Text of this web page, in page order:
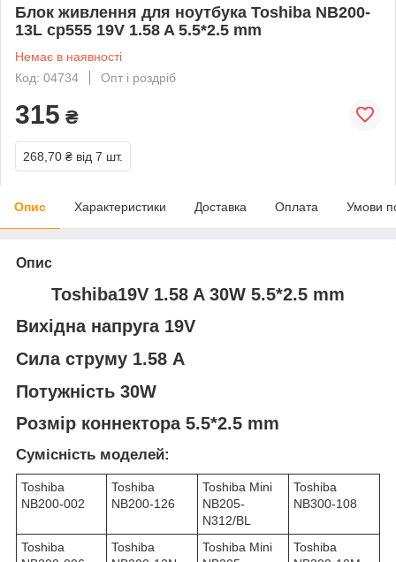
Блок живлення для ноутбука Toshiba NB200-
13L ср555 19V 1.58 A 5.5*2.5 mm
Немає в наявності
Код: 04734
Опт і роздріб
315 ₴
268,70 ₴ від 7 шт.
Опис Характеристики Доставка Оплата Умови
Опис
Toshiba19V 1.58 A 30W 5.5*2.5 mm
Вихідна напруга 19V
Сила струму 1.58 A
Потужність 30W
Розмір коннектора 5.5*2.5 mm
Сумісність моделей:
Toshiba
NB200-002
Toshiba
NB200-126
Toshiba Mini
NB205-
N312/BL
Toshiba
NB300-108
Toshiba
Toshiba
Toshiba Mini
Toshiba